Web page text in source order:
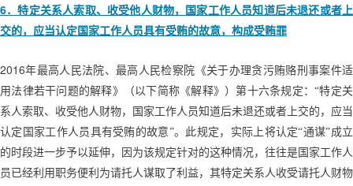
6．特定关系人索取、收受他人财物，国家工作人员知道后未退还或者上
交的，应当认定国家工作人员具有受贿的故意，构成受贿罪
2016年最高人民法院、最高人民检察院《关于办理贪污贿赂刑事案件适
用法律若干问题的解释》（以下简称《解释》）第十六条规定：“特定关
系人索取、收受他人财物，国家工作人员知道后未退还或者上交的，应当
认定国家工作人员具有受贿的故意”。此规定，实际上将认定“通谋”成立
的时段进一步予以延伸，因为该规定针对的这种情况，往往是国家工作人
员已经利用职务便利为请托人谋取了利益，其特定关系人收受请托人财物